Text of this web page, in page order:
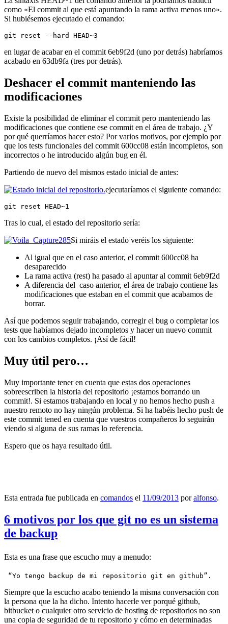
como «El commit al que está apuntando la rama activa menos uno».
Si hubiésemos ejecutado el comando:
git reset --hard HEAD~3
en lugar de acabar en el commit 6eb9f2d (uno por detrás) habríamos
acabado en 63db9fa (tres por detrás).
Deshacer el commit manteniendo las
modificaciones
Existe la posibilidad de eliminar el commit pero manteniendo las
modificaciones que contiene ese commit en el área de trabajo. ¿Y
por qué querríamos hacer esto? Por varios motivos, por ejemplo por
que los tests funcionales del commit 600cc08 están incompletos, son
incorrectos o he introducido algún bug en él.
Partiendo de nuevo del mismos estado inicial de antes:
ejecutaríamos el siguiente comando:
git reset HEAD~1
Tras lo cual, el estado del repositorio sería:
Si miráis el estado veréis los siguiente:
Al igual que en el caso anterior, el commit 600cc08 ha
desaparecido
La rama activa (rest) ha pasado al apuntar al commit 6eb9f2d
A diferencia del caso anterior, el área de trabajo contiene las
modificaciones que estaban en el commit que acabamos de
borrar.
Así que podemos seguir trabajando, corregir el bug o completar los
tests que habíamos dejado incompletos y hacer un nuevo commit
con los cambios completos. ¡Así de fácil!
Muy útil pero…
Muy importante tener en cuenta que estas dos operaciones
sobreescriben la historia del repositorio ¡estamos borrando un
commit!. Si estamos trabajando en local y no hemos hecho push a
nuestro remoto no hay ningún problema. Si ha habéis hecho push de
este commit tened en cuenta que vuestros compañeros lo seguirán
viendo si alguna de sus ramas lo referencia.
Espero que os haya resultado útil.
Esta entrada fue publicada en comandos el 11/09/2013 poralfonso.
6 motivos por los que git no es un sistema
de backup
Esta es una frase que escucho muy a menudo:
“Yo tengo backup de mi repositorio git en github”.
Siempre que la escucho acabo teniendo la misma conversación con
la persona que la ha dicho. Intento hacerle ver porqué github,
bitbucket o cualquier otro servicio de hosting de repositorios no son
una copia de seguridad de tu repositorio y cómo en determinadas